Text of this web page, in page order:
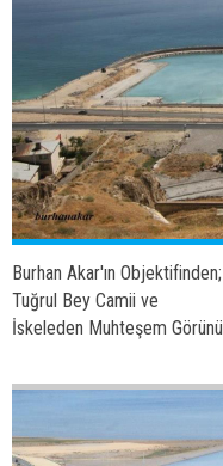
Burhan Akar'ın Objektifinden;
Tuğrul Bey Camii